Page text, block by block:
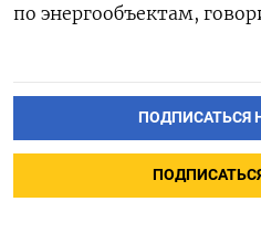
по энергообъектам,
ПОДПИСАТЬСЯ
ПОДПИСАТЬСЯ